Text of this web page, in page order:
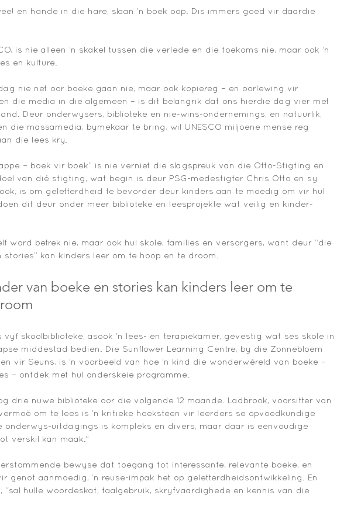
en hande in die hare, slaan ’n boek oop. Dis immers goed vir daardie
is nie alleen ’n skakel tussen die verlede en die toekoms nie, maar ook ’n
en kulture.
nie net oor boeke gaan nie, maar ook kopiereg – en oorlewing vir
die media in die algemeen – is dit belangrik dat ons hierdie dag vier met
Deur onderwysers, biblioteke en nie-wins-ondernemings, en natuurlik,
die massamedia, bymekaar te bring, wil UNESCO miljoene mense reg
die lees kry.
– boek vir boek” is nie verniet die slagspreuk van die Otto-Stigting en
van dié stigting, wat begin is deur PSG-medestigter Chris Otto en sy
is om geletterdheid te bevorder deur kinders aan te moedig om vir hul
dit deur onder meer biblioteke en leesprojekte wat veilig en kinder-
word betrek nie, maar ook hul skole, families en versorgers, want deur “die
stories” kan kinders leer om te hoop en te droom.
van boeke en stories kan kinders leer om te
skoolbiblioteke, asook ’n lees- en terapiekamer, gevestig wat ses skole in
middestad bedien. Die Sunflower Learning Centre, by die Zonnebloem
vir Seuns, is ’n voorbeeld van hoe ’n kind die wonderwêreld van boeke –
– ontdek met hul onderskeie programme.
drie nuwe biblioteke oor die volgende 12 maande. Ladbrook, voorsitter van
om te lees is ’n kritieke hoeksteen vir leerders se opvoedkundige
onderwys-uitdagings is kompleks en divers, maar daar is eenvoudige
verskil kan maak.”
bewyse dat toegang tot interessante, relevante boeke, en
genot aanmoedig, ’n reuse-impak het op geletterdheidsontwikkeling. En
“sal hulle woordeskat, taalgebruik, skryfvaardighede en kennis van die